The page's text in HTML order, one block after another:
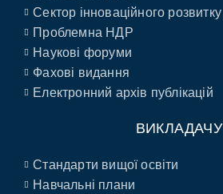
Сектор інноваційного розвитку
Проблемна НДР
Наукові форуми
Фахові видання
Електронний архів публікацій
ВИКЛАДАЧУ
Стандарти вищої освіти
Навчальні плани